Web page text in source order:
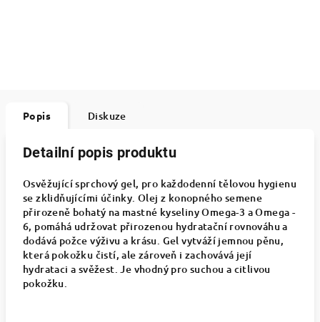
Popis Diskuze
Detailní popis produktu
Osvěžující sprchový gel, pro každodenní tělovou hygienu
se zklidňujícími účinky. Olej z konopného semene
přirozeně bohatý na mastné kyseliny Omega-3 a Omega -
6, pomáhá udržovat přirozenou hydratační rovnováhu a
dodává požce výživu a krásu. Gel vytváží jemnou pěnu,
která pokožku čistí, ale zároveň i zachovává její
hydrataci a svěžest. Je vhodný pro suchou a citlivou
pokožku.